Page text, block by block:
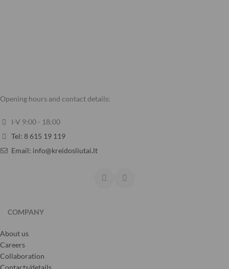
Opening hours and contact details:
I-V 9:00 - 18:00
Tel: 8 615 19 119
Email: info@kreidosliutai.lt
COMPANY
About us
Careers
Collaboration
Contacts/details